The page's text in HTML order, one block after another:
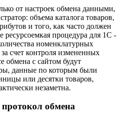
от настроек обмена данными,
объема каталога товаров,
и того, как часто должен
ресурсоемкая процедура для 1С -
номенклатурных
счет контроля измененных
обмена с сайтом будут
данные по которым были
или десятки товаров,
незаметна.
обмена